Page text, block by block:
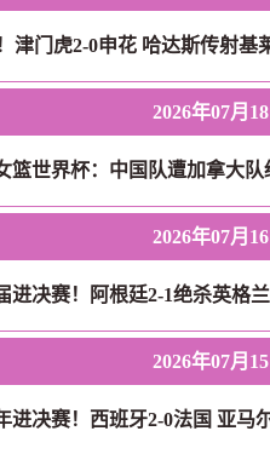
津门虎2-0申花 哈达斯传射基
2026年07月18
篮世界杯：中国队遭加拿大队
2026年07月16
进决赛！阿根廷2-1绝杀英格
2026年07月15
进决赛！西班牙2-0法国 亚马